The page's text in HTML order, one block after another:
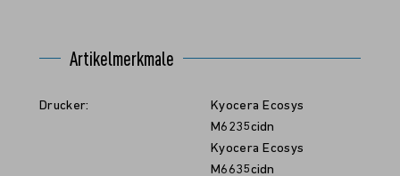
Artikelmerkmale
Drucker:
Kyocera Ecosys
M6235cidn
Kyocera Ecosys
M6635cidn